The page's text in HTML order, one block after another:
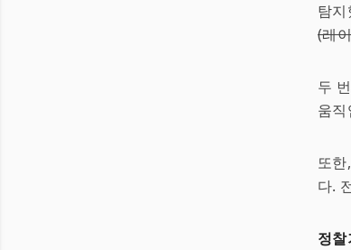
탐
(레
두
움
또한,
다.
정찰